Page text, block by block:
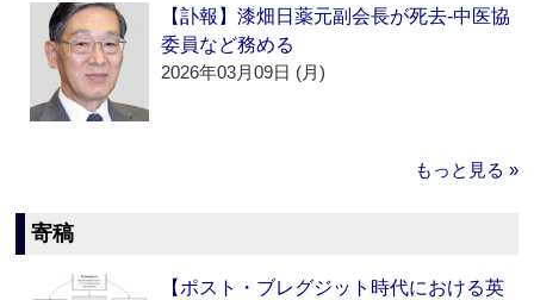
【訃報】漆畑日薬元副会長が死去‐中医協
委員など務める
2026年03月09日 (月)
もっと見る »
寄稿
【ポスト・ブレグジット時代における英